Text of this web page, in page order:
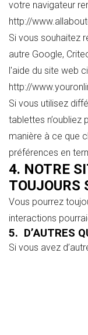
votre navigateur
http://
Si vous souhaitez
autre Google,
l'aide du site web
http://
Si vous utilisez
tablettes n’oubliez
manière à ce que
préférences en
4. NOTRE
TOUJOURS
Vous pourrez
interactions
5. D’AUTRES
Si vous avez